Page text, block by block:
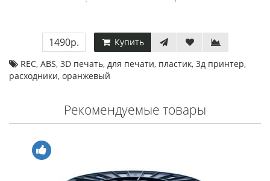
1490р.
Купить
REC, ABS, 3D печать, для печати, пластик, 3д принтер,
расходники, оранжевый
Рекомендуемые товары